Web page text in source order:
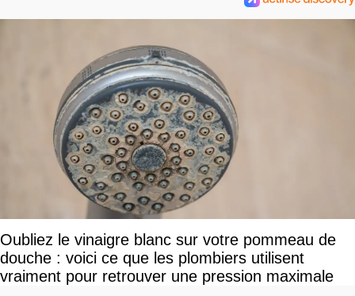
Oubliez le vinaigre blanc sur votre pommeau de
douche : voici ce que les plombiers utilisent
vraiment pour retrouver une pression maximale